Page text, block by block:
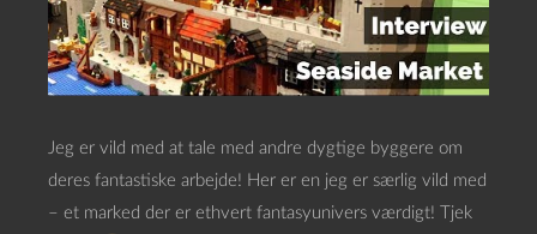
Jeg er vild med at tale med andre dygtige byggere om
deres fantastiske arbejde! Her er en jeg er særlig vild med
– et marked der er ethvert fantasyunivers værdigt! Tjek